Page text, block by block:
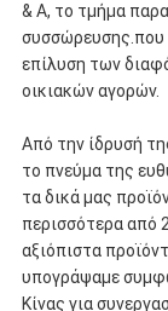
& Α, το τμήμα
συσσώρευσης.που
επίλυση των
οικιακών αγορών.
Από την ίδρυσή
το πνεύμα της
τα δικά μας
περισσότερα από
αξιόπιστα
υπογράψαμε
Κίνας για